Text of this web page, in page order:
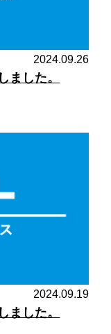
2024.09.26
ました。
2024.09.19
ました。